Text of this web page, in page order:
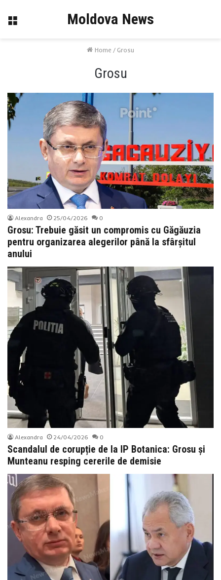
Menu Moldova News
Home / Grosu
Grosu
Alexandra 25/04/2026 0
Grosu: Trebuie găsit un compromis cu Găgăuzia
pentru organizarea alegerilor până la sfârșitul
anului
Alexandra 24/04/2026 0
Scandalul de corupție de la IP Botanica: Grosu și
Munteanu resping cererile de demisie